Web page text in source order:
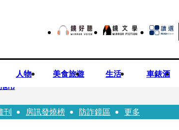
人物 美食旅遊 生活 車錶酒
吊
YOU」 驚喜林志玲同步曝光父親節「披
刊 房訊發燒榜 防詐鏡區 更多